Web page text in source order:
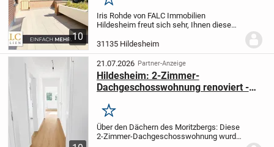
10
Merken
Iris Rohde von FALC Immobilien
Hildesheim freut sich sehr, Ihnen diese
Hildesheim anbieten zu dürfen!
Highlight dieser schönen 3-Zimmer-
Wohnung in der...
31135 Hildesheim
21.07.2026 Partner-Anzeige
Hildesheim: 2-Zimmer-
Dachgeschosswohnung renoviert -
Merken
Über den Dächern des Moritzbergs: Diese
2-Zimmer-Dachgeschosswohnung wurde